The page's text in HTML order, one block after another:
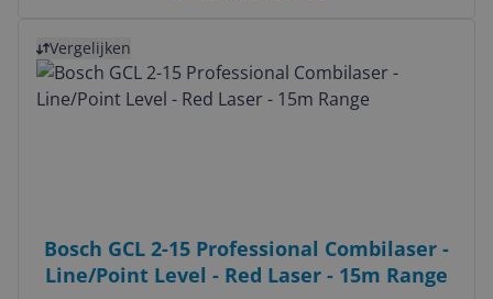
Vergelijken
Bosch GCL 2-15 Professional Combilaser -
Line/Point Level - Red Laser - 15m Range